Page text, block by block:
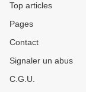
Top articles
Pages
Contact
Signaler un abus
C.G.U.